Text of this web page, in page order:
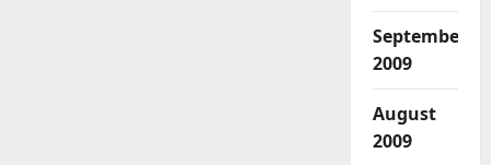
September
2009
August
2009